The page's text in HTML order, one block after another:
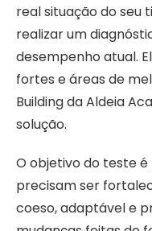
real situação do seu
realizar um
desempenho atual.
fortes e áreas de
Building da Aldeia
solução.
O objetivo do teste
precisam ser
coeso, adaptável e